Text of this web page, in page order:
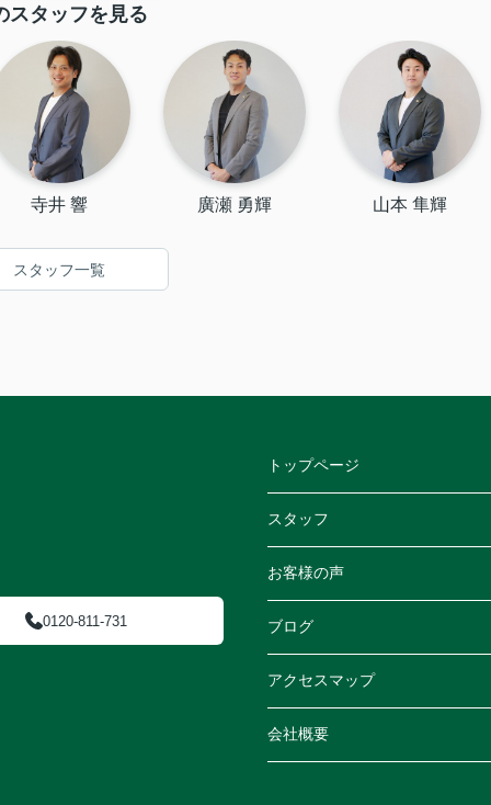
スタッフを見る
寺井 響 廣瀬 勇輝 山本 隼輝
スタッフ一覧
0120-811-731
トップページ
スタッフ
お客様の声
ブログ
アクセスマップ
会社概要